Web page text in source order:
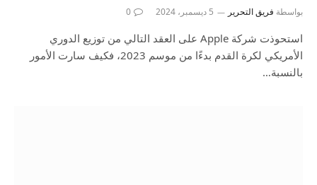
بواسطة فريق التحرير 5 ديسمبر، 2024 0
استحوذت شركة Apple على العقد التالي من توزيع الدوري
الأمريكي لكرة القدم بدءًا من موسم 2023، فكيف سارت الأمور
بالنسبة…